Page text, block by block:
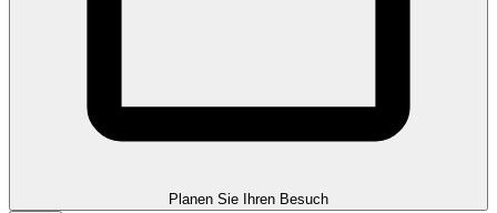
Planen Sie Ihren Besuch